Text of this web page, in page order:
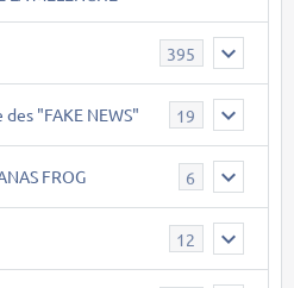
395
des "FAKE NEWS" 19
FROG 6
12